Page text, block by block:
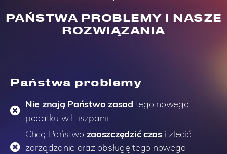
PAŃSTWA PROBLEMY I NASZE
ROZWIĄZANIA
Państwa problemy
Nie znają Państwo zasad tego nowego
podatku w Hiszpanii
Chcą Państwo zaoszczędzić czasi zlecić
zarządzanie oraz obsługę tego nowego